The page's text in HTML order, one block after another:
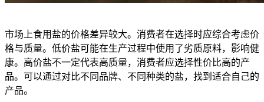
市场上食用盐的价格差异较大。消费者在选择时应综合考虑价
格与质量。低价盐可能在生产过程中使用了劣质原料，影响健
康。高价盐不一定代表高质量，消费者应选择性价比高的产
品。可以通过对比不同品牌、不同种类的盐，找到适合自己的
产品。